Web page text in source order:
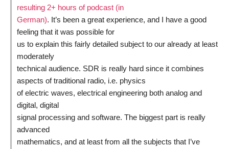
resulting 2+ hours of podcast (in
German). It’s been a great experience, and I have a good
feeling that it was possible for
us to explain this fairly detailed subject to our already at least
moderately
technical audience. SDR is really hard since it combines
aspects of traditional radio, i.e. physics
of electric waves, electrical engineering both analog and
digital, digital
signal processing and software. The biggest part is really
advanced
mathematics, and at least from all the subjects that I’ve